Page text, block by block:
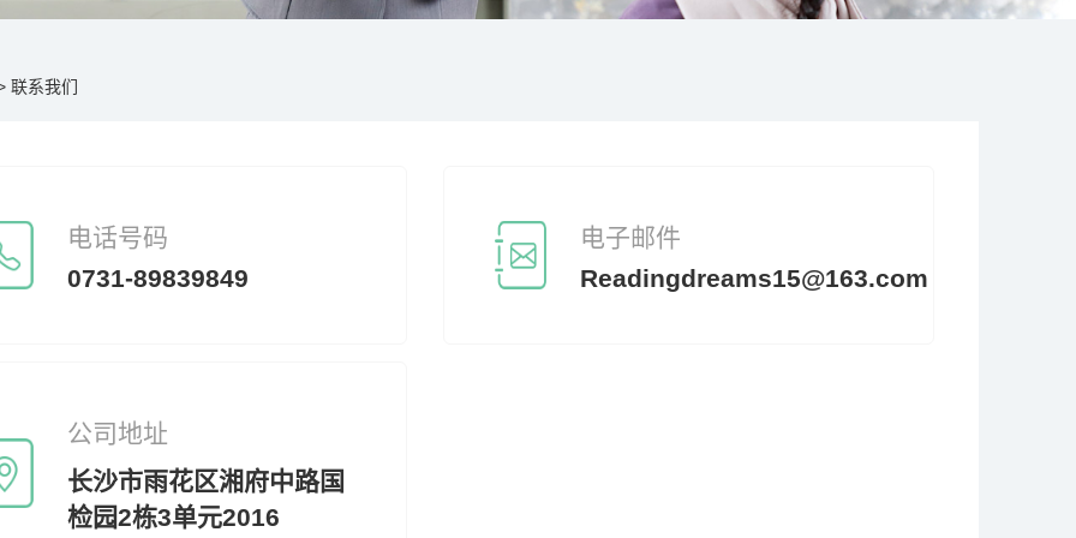
联系我们
电话号码
0731-89839849
电子邮件
Readingdreams15@163.com
公司地址
长沙市雨花区湘府中路国
检园2栋3单元2016